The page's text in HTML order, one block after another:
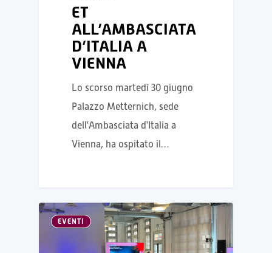
ET
ALL’AMBASCIATA
D’ITALIA A
VIENNA
Lo scorso martedì 30 giugno
Palazzo Metternich, sede
dell'Ambasciata d'Italia a
Vienna, ha ospitato il…
EVENTI